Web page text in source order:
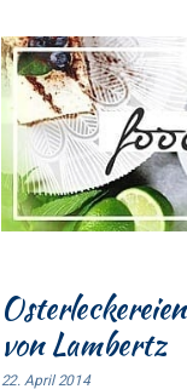
Osterleckereien
von Lambertz
22. April 2014